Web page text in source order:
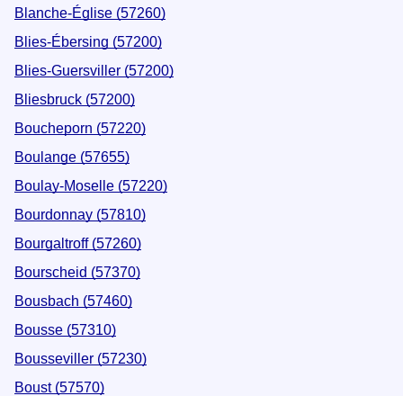
Blanche-Église (57260)
Blies-Ébersing (57200)
Blies-Guersviller (57200)
Bliesbruck (57200)
Boucheporn (57220)
Boulange (57655)
Boulay-Moselle (57220)
Bourdonnay (57810)
Bourgaltroff (57260)
Bourscheid (57370)
Bousbach (57460)
Bousse (57310)
Bousseviller (57230)
Boust (57570)